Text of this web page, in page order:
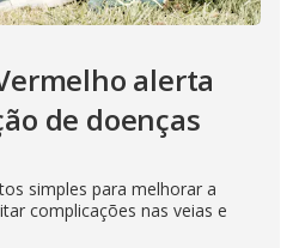
alerta
de doenças
simples para melhorar a
complicações nas veias e